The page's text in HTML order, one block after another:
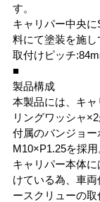
す。
キャリパー中央
料にて塗装を施し
取付けピッチ
■
製品構成
本製品には、キ
リングワッシャ
付属のバンジョ
M10×P1.25を採用
キャリパー本体
けている為、車
ースクリューの取